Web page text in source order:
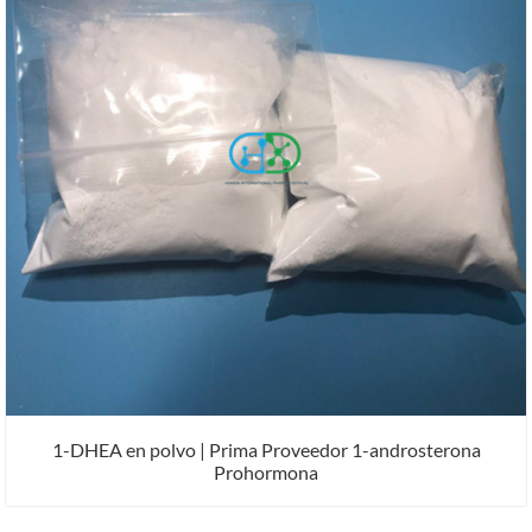
1-DHEA en polvo | Prima Proveedor 1-androsterona
Prohormona